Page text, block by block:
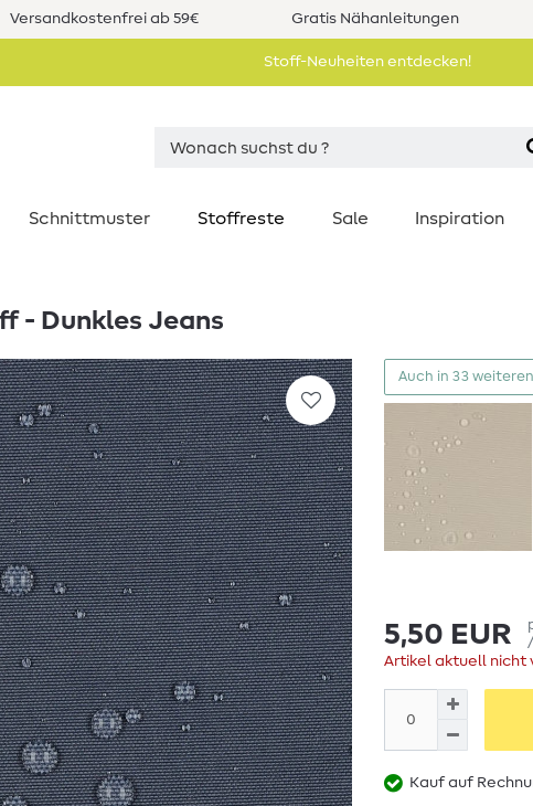
Versandkostenfrei ab 59€ Gratis Nähanleitungen
Stoff-Neuheiten entdecken!
Schnittmuster Stoffreste Sale Inspiration
- Dunkles Jeans
Auch in 33
5,50 EUR
Artikel aktuell nicht
Kauf auf